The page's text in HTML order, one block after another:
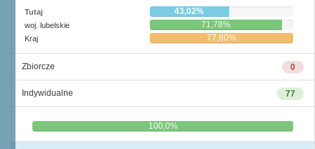
Tutaj 43,02%
woj. lubelskie 71,78%
Kraj 77,80%
0
Zbiorcze
77
Indywidualne
0,0% 100,0%